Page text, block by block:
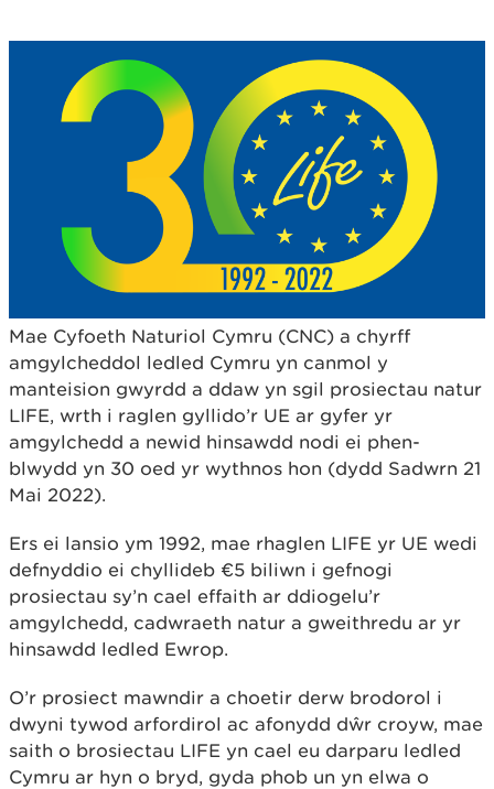
Mae Cyfoeth Naturiol Cymru (CNC) a chyrff
amgylcheddol ledled Cymru yn canmol y
manteision gwyrdd a ddaw yn sgil prosiectau natur
LIFE, wrth i raglen gyllido’r UE ar gyfer yr
amgylchedd a newid hinsawdd nodi ei phen-
blwydd yn 30 oed yr wythnos hon (dydd Sadwrn 21
Mai 2022).
Ers ei lansio ym 1992, mae rhaglen LIFE yr UE wedi
defnyddio ei chyllideb €5 biliwn i gefnogi
prosiectau sy’n cael effaith ar ddiogelu’r
amgylchedd, cadwraeth natur a gweithredu ar yr
hinsawdd ledled Ewrop.
O’r prosiect mawndir a choetir derw brodorol i
dwyni tywod arfordirol ac afonydd dŵr croyw, mae
saith o brosiectau LIFE yn cael eu darparu ledled
Cymru ar hyn o bryd, gyda phob un yn elwa o